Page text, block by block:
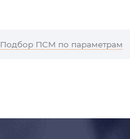
Подбор ПСМ по параметрам